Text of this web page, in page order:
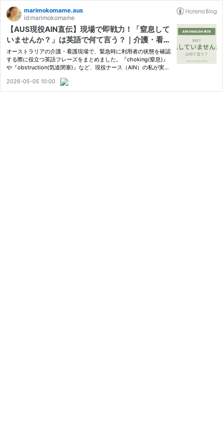
marimokomame.aus
id:marimokomame
【AUS現役AIN直伝】現場で即戦力！「窒息して
いませんか？」は英語で何て言う？｜介護・看護
現場で使う英語フレーズ【AIN英語 #26】
オーストラリアの介護・看護現場で、緊急時に利用者の状態を確認
する際に役立つ英語フレーズをまとめました。『choking(窒息)』
や『obstruction(気道閉塞)』など、現役ナース（AIN）の私が実際
2026-05-05 10:00